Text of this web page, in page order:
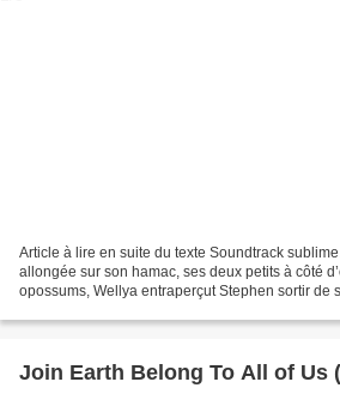
Article à lire en suite du texte Soundtrack
allongée sur son hamac, ses deux petits à côté
opossums, Wellya entraperçut Stephen sortir de
Join Earth Belong To All of Us